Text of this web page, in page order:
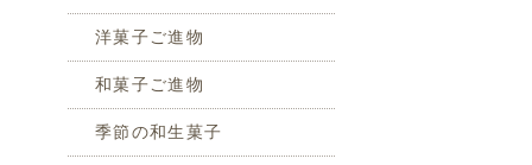
洋菓子ご進物
和菓子ご進物
季節の和生菓子